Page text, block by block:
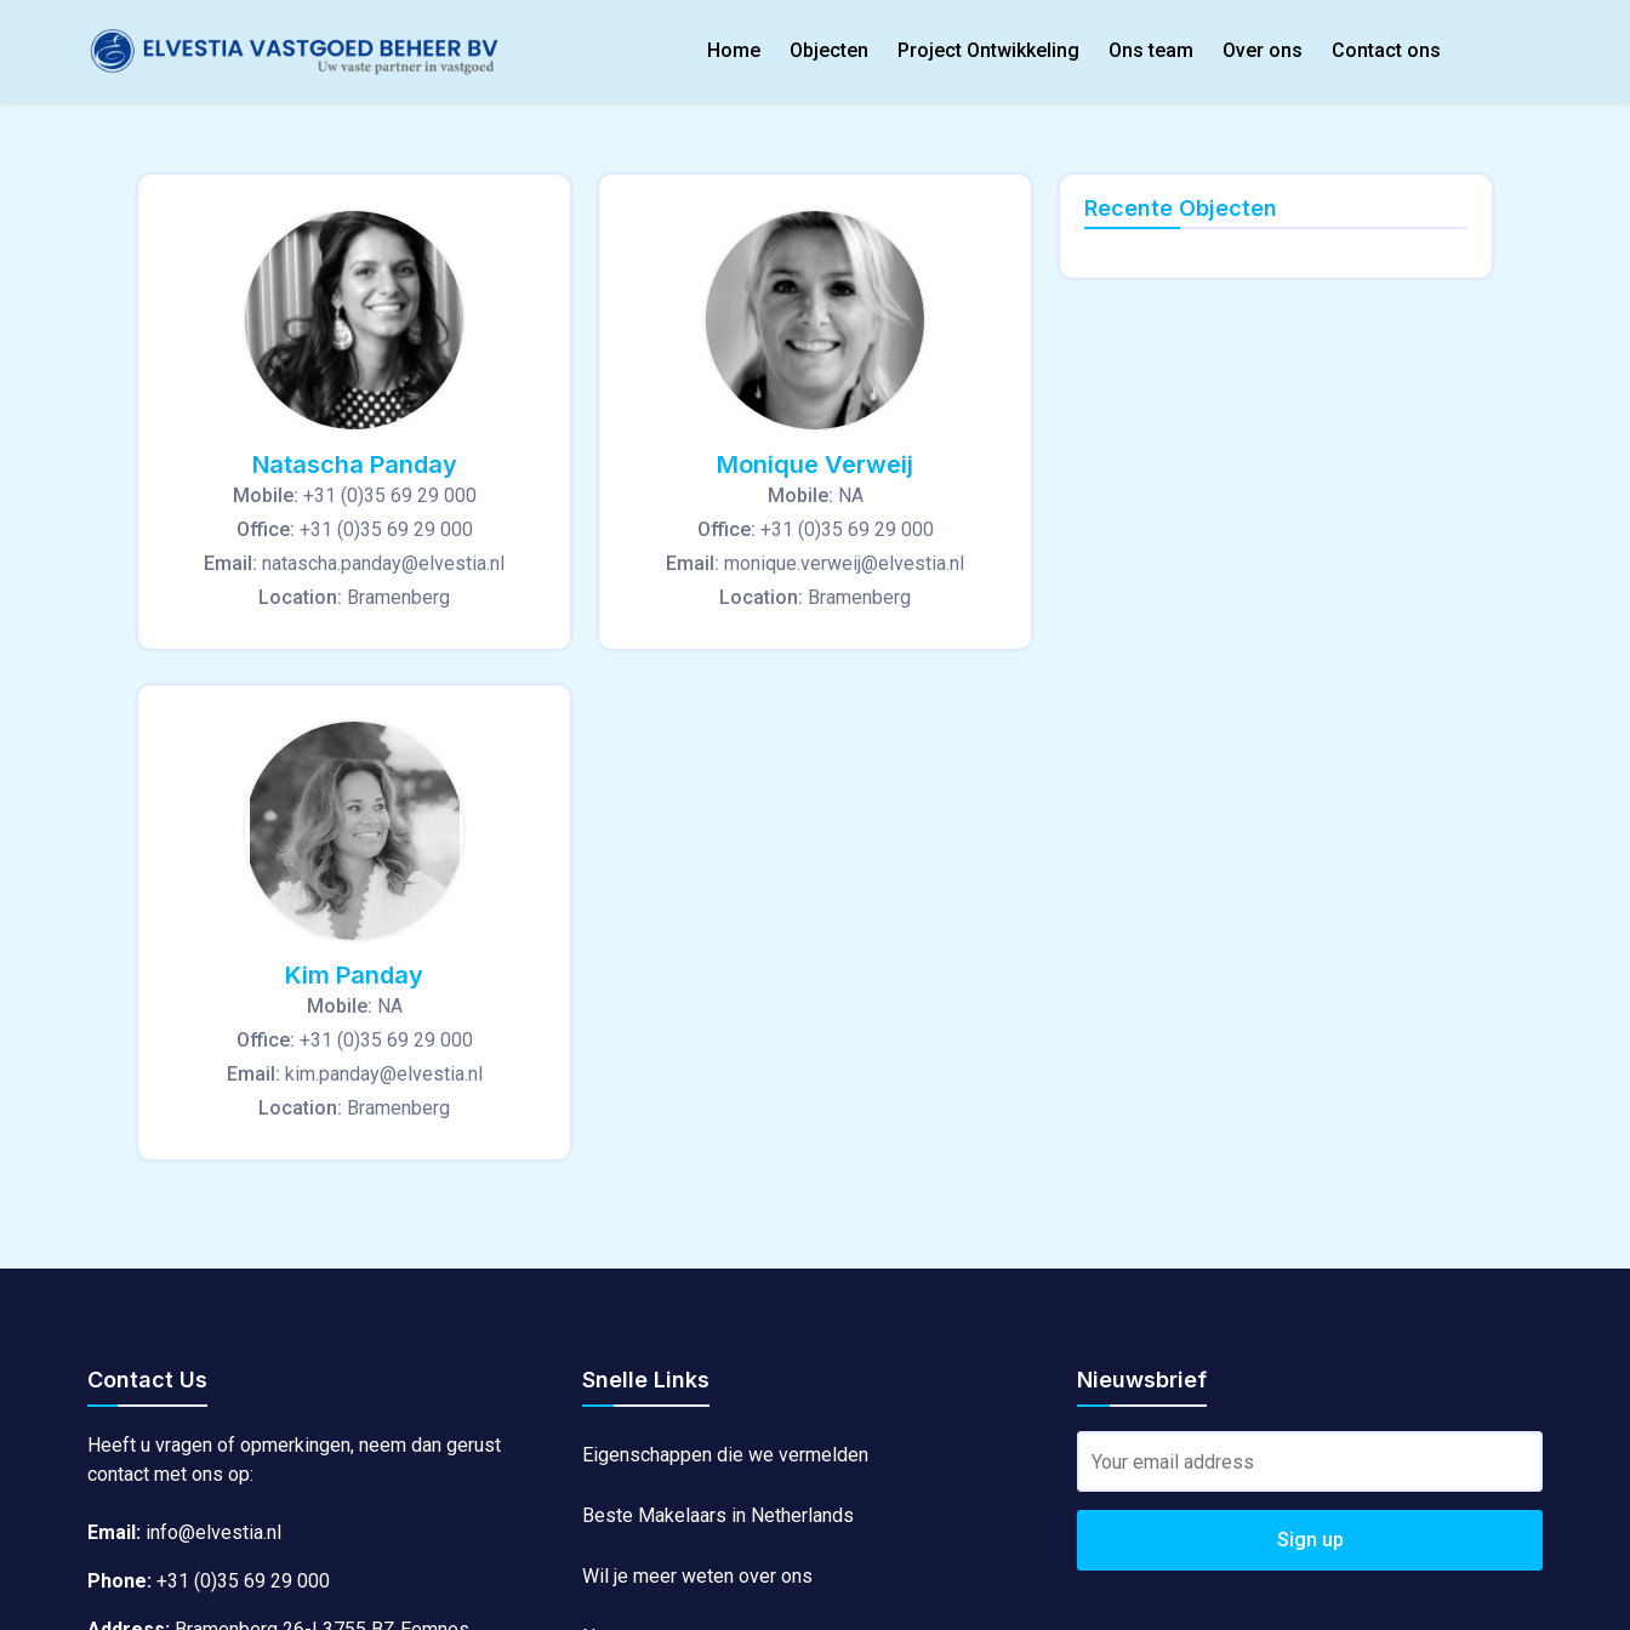
Home Objecten Project Ontwikkeling Ons team Over ons Contact ons
Natascha Panday
Mobile: +31 (0)35 69 29 000
Office: +31 (0)35 69 29 000
Email: natascha.panday@elvestia.nl
Location: Bramenberg
Monique Verweij
Mobile: NA
Office: +31 (0)35 69 29 000
Email: monique.verweij@elvestia.nl
Location: Bramenberg
Kim Panday
Mobile: NA
Office: +31 (0)35 69 29 000
Email: kim.panday@elvestia.nl
Location: Bramenberg
Recente Objecten
Contact Us
Heeft u vragen of opmerkingen, neem dan gerust
contact met ons op:
Email: info@elvestia.nl
Phone: +31 (0)35 69 29 000
Snelle Links
Eigenschappen die we vermelden
Beste Makelaars in Netherlands
Wil je meer weten over ons
Nieuwsbrief